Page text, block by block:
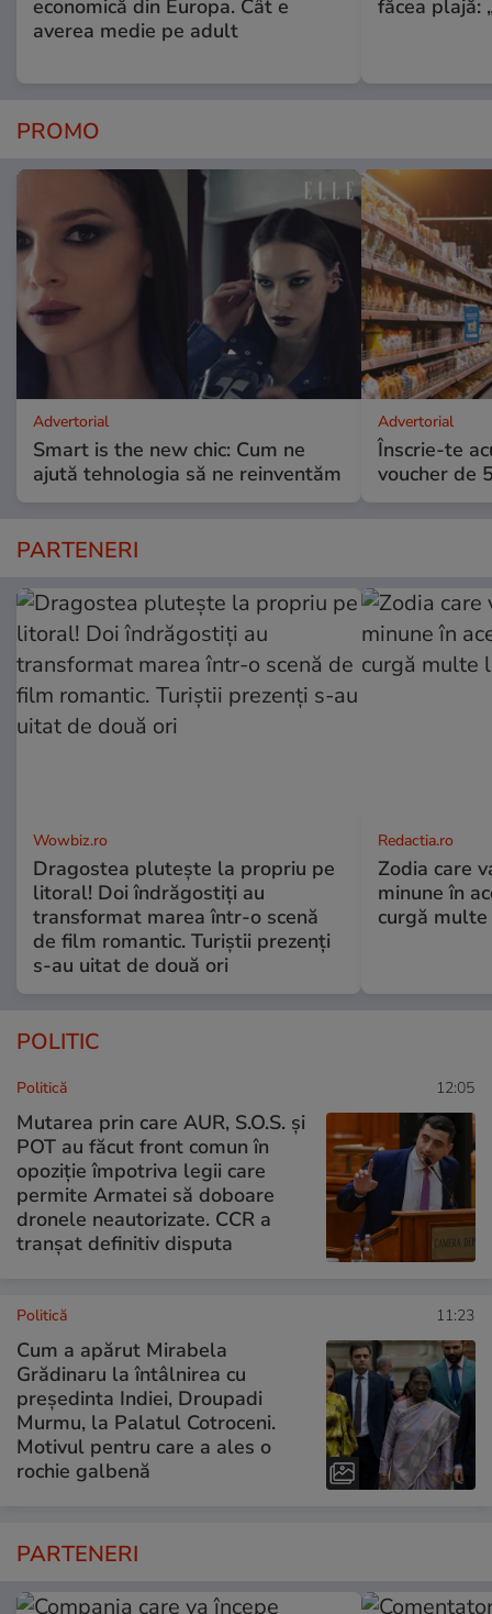
economică din Europa. Cât e
averea medie pe adult
făcea plajă:
PROMO
Advertorial
Smart is the new chic: Cum ne
ajută tehnologia să ne reinventăm
Advertorial
Înscrie-te
voucher de
PARTENERI
Wowbiz.ro
Dragostea plutește la propriu pe
litoral! Doi îndrăgostiți au
transformat marea într-o scenă
de film romantic. Turiștii prezenți
s-au uitat de două ori
Redactia.ro
Zodia care
minune în
curgă
POLITIC
Politică 12:05
Mutarea prin care AUR, S.O.S. și
POT au făcut front comun în
opoziție împotriva legii care
permite Armatei să doboare
dronele neautorizate. CCR a
tranșat definitiv disputa
Politică 11:23
Cum a apărut Mirabela
Grădinaru la întâlnirea cu
președinta Indiei, Droupadi
Murmu, la Palatul Cotroceni.
Motivul pentru care a ales o
rochie galbenă
PARTENERI